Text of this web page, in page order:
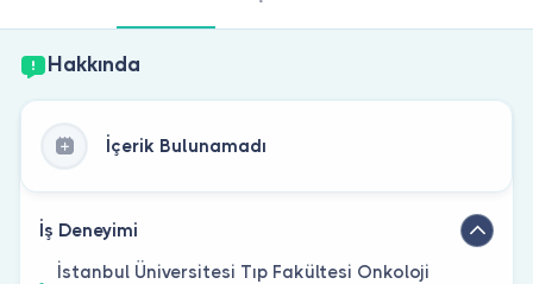
Hakkında
İçerik Bulunamadı
İş Deneyimi
İstanbul Üniversitesi Tıp Fakültesi Onkoloji